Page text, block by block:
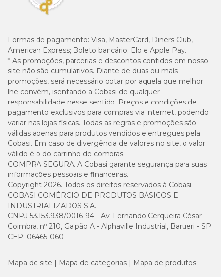
Formas de pagamento: Visa, MasterCard, Diners Club,
American Express; Boleto bancário; Elo e Apple Pay.
* As promoções, parcerias e descontos contidos em nosso
site não são cumulativos. Diante de duas ou mais
promoções, será necessário optar por aquela que melhor
lhe convém, isentando a Cobasi de qualquer
responsabilidade nesse sentido. Preços e condições de
pagamento exclusivos para compras via internet, podendo
variar nas lojas físicas. Todas as regras e promoções são
válidas apenas para produtos vendidos e entregues pela
Cobasi. Em caso de divergência de valores no site, o valor
válido é o do carrinho de compras.
COMPRA SEGURA. A Cobasi garante segurança para suas
informações pessoais e financeiras.
Copyright 2026. Todos os direitos reservados à Cobasi.
COBASI COMÉRCIO DE PRODUTOS BÁSICOS E
INDUSTRIALIZADOS S.A.
CNPJ 53.153.938/0016-94 - Av. Fernando Cerqueira César
Coimbra, nº 210, Galpão A - Alphaville Industrial, Barueri - SP
CEP: 06465-060
Mapa do site Mapa de categorias Mapa de produtos